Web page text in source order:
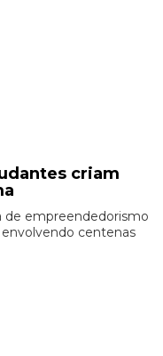
criam
de empreendedorismo
envolvendo centenas